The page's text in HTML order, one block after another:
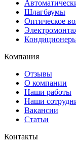
Шлагбаумы
Оптическое
Компания
Отзывы
О компании
Наши работы
Наши
Вакансии
Статьи
Контакты